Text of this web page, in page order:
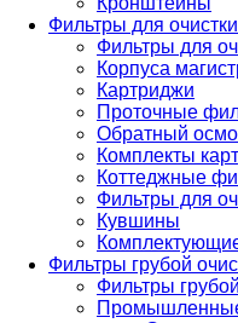
Фильтры для
Фильтры для
Корпуса
Картриджи
Проточные
Обратный
Комплекты
Коттеджные
Фильтры для
Кувшины
Фильтры грубой
Фильтры